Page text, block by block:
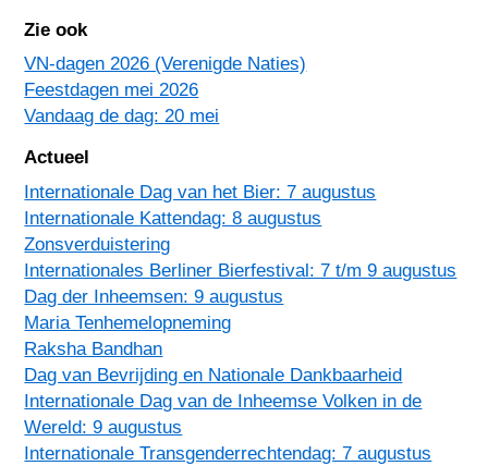
Zie ook
VN-dagen 2026 (Verenigde Naties)
Feestdagen mei 2026
Vandaag de dag: 20 mei
Actueel
Internationale Dag van het Bier: 7 augustus
Internationale Kattendag: 8 augustus
Zonsverduistering
Internationales Berliner Bierfestival: 7 t/m 9 augustus
Dag der Inheemsen: 9 augustus
Maria Tenhemelopneming
Raksha Bandhan
Dag van Bevrijding en Nationale Dankbaarheid
Internationale Dag van de Inheemse Volken in de
Wereld: 9 augustus
Internationale Transgenderrechtendag: 7 augustus